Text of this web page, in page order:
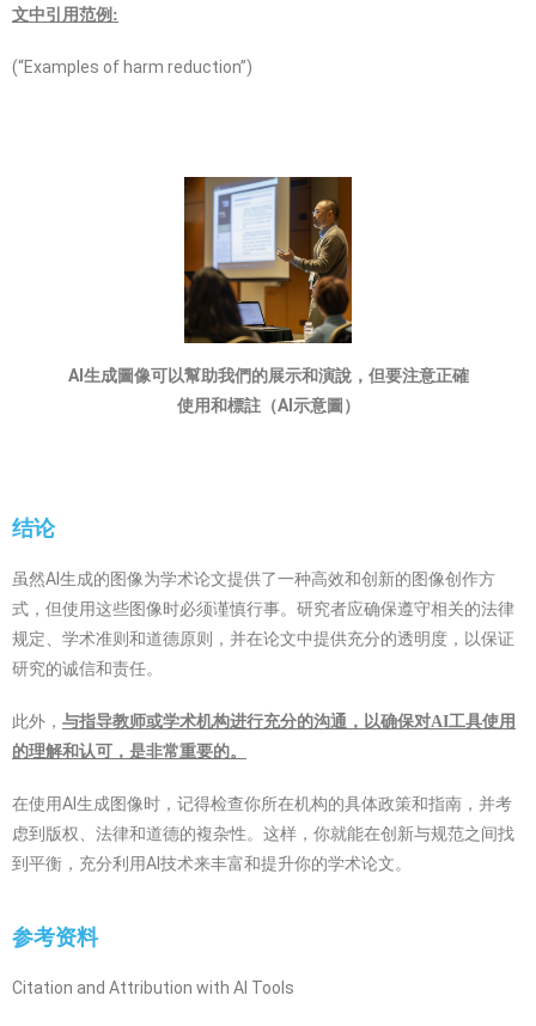
文中引用范例:
(“Examples of harm reduction”)
AI生成圖像可以幫助我們的展示和演說，但要注意正確
使用和標註（AI示意圖）
结论
虽然AI生成的图像为学术论文提供了一种高效和创新的图像创作方
式，但使用这些图像时必须谨慎行事。研究者应确保遵守相关的法律
规定、学术准则和道德原则，并在论文中提供充分的透明度，以保证
研究的诚信和责任。
此外， 与指导教师或学术机构进行充分的沟通，以确保对AI工具使用
的理解和认可，是非常重要的。
在使用AI生成图像时，记得检查你所在机构的具体政策和指南，并考
虑到版权、法律和道德的複杂性。这样，你就能在创新与规范之间找
到平衡，充分利用AI技术来丰富和提升你的学术论文。
参考资料
Citation and Attribution with AI Tools